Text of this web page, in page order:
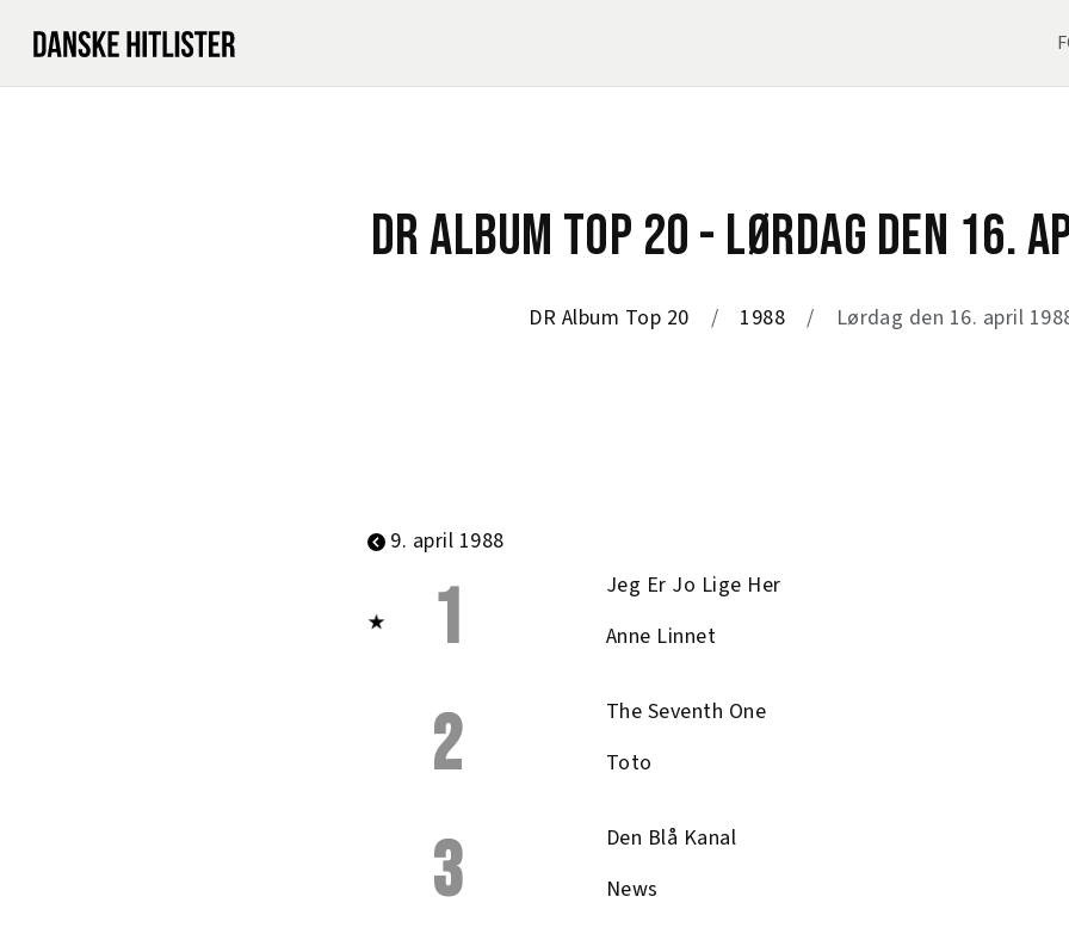
DR ALBUM TOP 20 - LØRDAG DEN 16.
DR Album Top 20 1988 Lørdag den 16. april
9. april 1988
1
Jeg Er Jo Lige Her
Anne Linnet
2
The Seventh One
Toto
3
Den Blå Kanal
News